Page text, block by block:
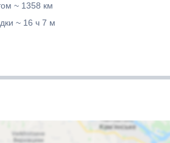
~ 1358 км
~ 16 ч 7 м